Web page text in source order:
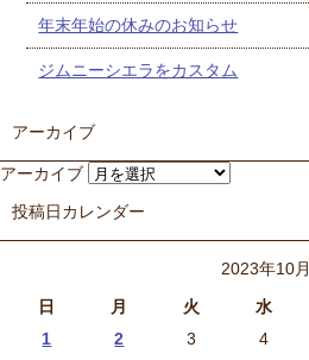
年末年始の休みのお知らせ
ジムニーシエラをカスタム
アーカイブ
アーカイブ
投稿日カレンダー
2023年10月
日
月 火 水
1 2 3 4